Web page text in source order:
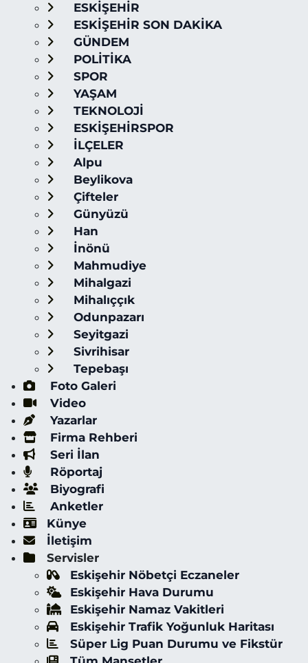
ESKİŞEHİR
ESKİŞEHİR SON DAKİKA
GÜNDEM
POLİTİKA
SPOR
YAŞAM
TEKNOLOJİ
ESKİŞEHİRSPOR
İLÇELER
Alpu
Beylikova
Çifteler
Günyüzü
Han
İnönü
Mahmudiye
Mihalgazi
Mihalıççık
Odunpazarı
Seyitgazi
Sivrihisar
Tepebaşı
Foto Galeri
Video
Yazarlar
Firma Rehberi
Seri İlan
Röportaj
Biyografi
Anketler
Künye
İletişim
Servisler
Eskişehir Nöbetçi Eczaneler
Eskişehir Hava Durumu
Eskişehir Namaz Vakitleri
Eskişehir Trafik Yoğunluk Haritası
Süper Lig Puan Durumu ve Fikstür